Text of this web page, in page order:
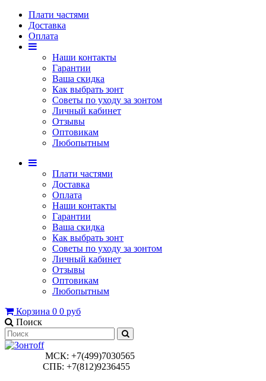
Плати частями
Доставка
Оплата
Наши контакты
Гарантии
Ваша скидка
Как выбрать зонт
Советы по уходу за зонтом
Личный кабинет
Отзывы
Оптовикам
Любопытным
Плати частями
Доставка
Оплата
Наши контакты
Гарантии
Ваша скидка
Как выбрать зонт
Советы по уходу за зонтом
Личный кабинет
Отзывы
Оптовикам
Любопытным
Корзина 0 0 руб
Поиск
МСК: +7(499)7030565
СПБ: +7(812)9236455